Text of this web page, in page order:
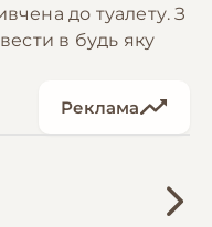
до туалету. З
в будь яку
Реклама